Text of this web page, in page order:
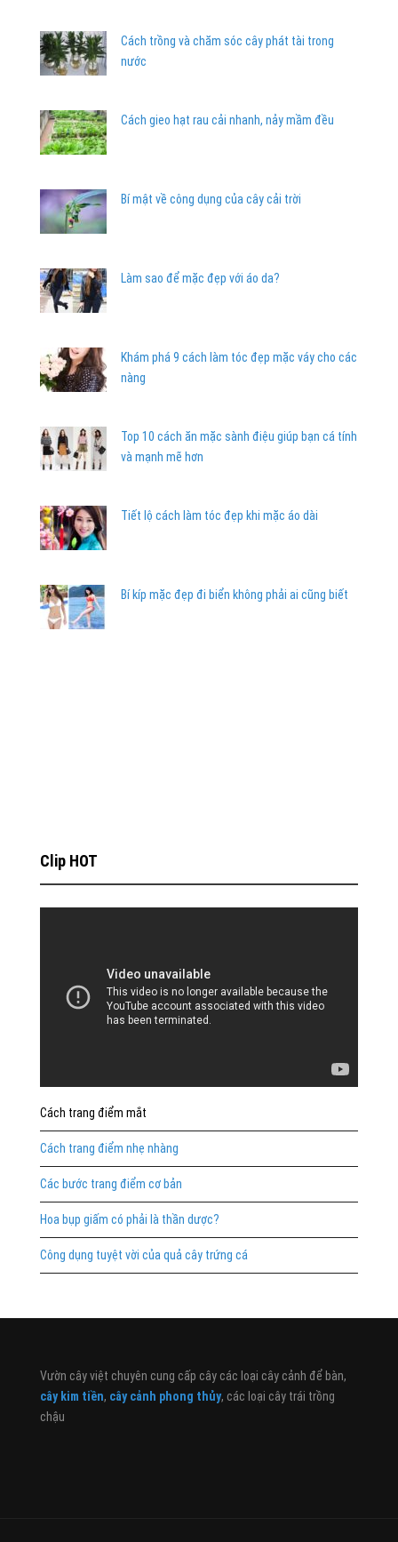
Cách trồng và chăm sóc cây phát tài trong
nước
Cách gieo hạt rau cải nhanh, nảy mầm đều
Bí mật về công dụng của cây cải trời
Làm sao để mặc đẹp với áo da?
Khám phá 9 cách làm tóc đẹp mặc váy cho các
nàng
Top 10 cách ăn mặc sành điệu giúp bạn cá tính
và mạnh mẽ hơn
Tiết lộ cách làm tóc đẹp khi mặc áo dài
Bí kíp mặc đẹp đi biển không phải ai cũng biết
Clip HOT
Cách trang điểm mắt
Cách trang điểm nhẹ nhàng
Các bước trang điểm cơ bản
Hoa bụp giấm có phải là thần dược?
Công dụng tuyệt vời của quả cây trứng cá
Vườn cây việt chuyên cung cấp cây các loại cây cảnh để bàn,
cây kim tiền, cây cảnh phong thủy, các loại cây trái trồng
chậu